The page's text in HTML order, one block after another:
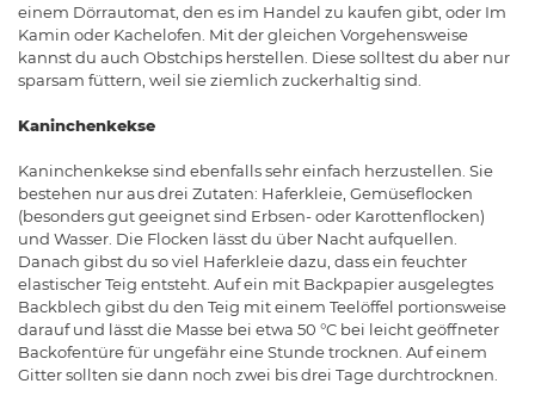
einem Dörrautomat, den es im Handel zu kaufen gibt, oder Im
Kamin oder Kachelofen. Mit der gleichen Vorgehensweise
kannst du auch Obstchips herstellen. Diese solltest du aber nur
sparsam füttern, weil sie ziemlich zuckerhaltig sind.
Kaninchenkekse
Kaninchenkekse sind ebenfalls sehr einfach herzustellen. Sie
bestehen nur aus drei Zutaten: Haferkleie, Gemüseflocken
(besonders gut geeignet sind Erbsen- oder Karottenflocken)
und Wasser. Die Flocken lässt du über Nacht aufquellen.
Danach gibst du so viel Haferkleie dazu, dass ein feuchter
elastischer Teig entsteht. Auf ein mit Backpapier ausgelegtes
Backblech gibst du den Teig mit einem Teelöffel portionsweise
darauf und lässt die Masse bei etwa 50 °C bei leicht geöffneter
Backofentüre für ungefähr eine Stunde trocknen. Auf einem
Gitter sollten sie dann noch zwei bis drei Tage durchtrocknen.